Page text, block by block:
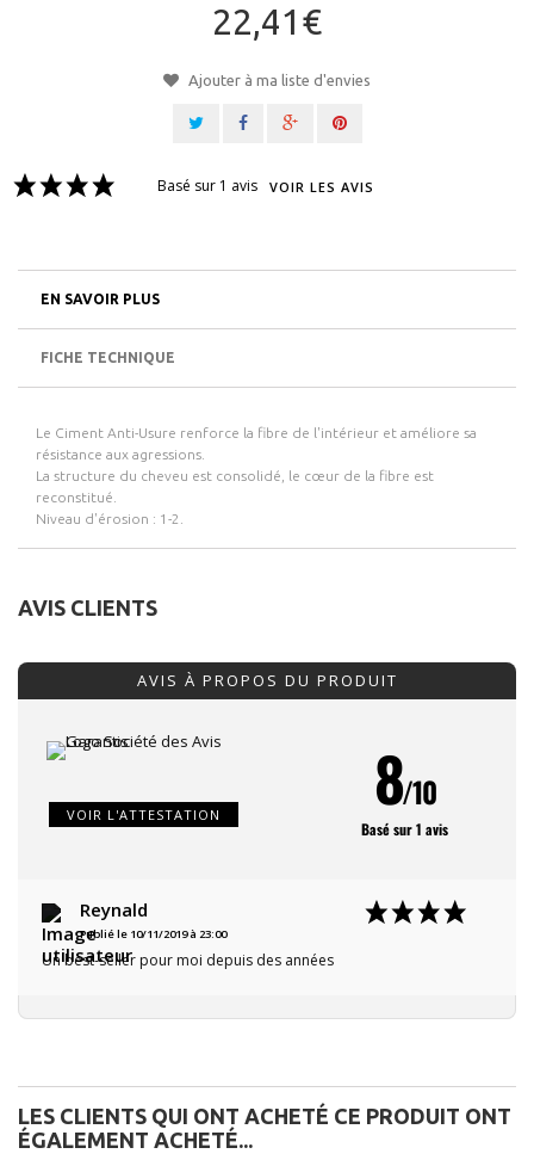
22,41€
Ajouter à ma liste d'envies
Basé sur 1 avis VOIR LES AVIS
EN SAVOIR PLUS
FICHE TECHNIQUE
Le Ciment Anti-Usure renforce la fibre de l'intérieur et améliore sa
résistance aux agressions.
La structure du cheveu est consolidé, le cœur de la fibre est
reconstitué.
Niveau d'érosion : 1-2.
AVIS CLIENTS
AVIS À PROPOS DU PRODUIT
VOIR L'ATTESTATION 8/10
Basé sur 1 avis
Reynald
Publié le 10/11/2019 à 23:00
Un best-seller pour moi depuis des années
LES CLIENTS QUI ONT ACHETÉ CE PRODUIT ONT
ÉGALEMENT ACHETÉ...